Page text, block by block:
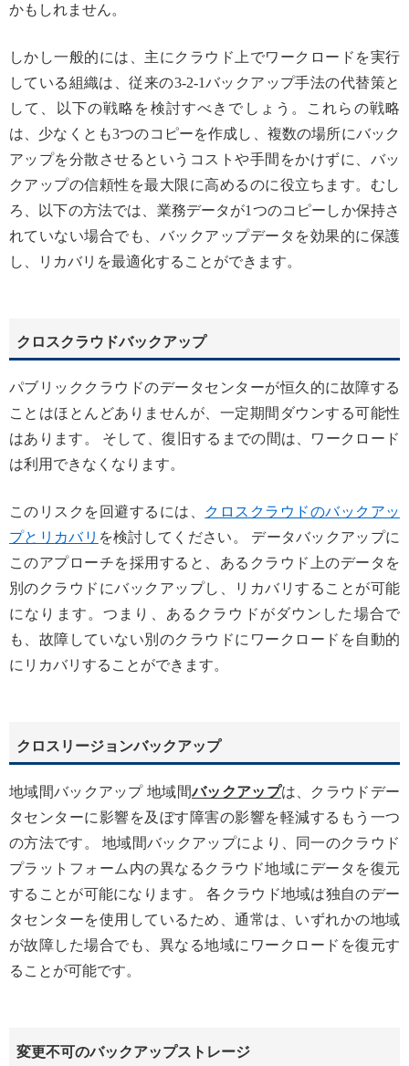
かもしれません。
しかし一般的には、主にクラウド上でワークロードを実行
している組織は、従来の3-2-1バックアップ手法の代替策と
して、以下の戦略を検討すべきでしょう。これらの戦略
は、少なくとも3つのコピーを作成し、複数の場所にバック
アップを分散させるというコストや手間をかけずに、バッ
クアップの信頼性を最大限に高めるのに役立ちます。むし
ろ、以下の方法では、業務データが1つのコピーしか保持さ
れていない場合でも、バックアップデータを効果的に保護
し、リカバリを最適化することができます。
クロスクラウドバックアップ
パブリッククラウドのデータセンターが恒久的に故障する
ことはほとんどありませんが、一定期間ダウンする可能性
はあります。 そして、復旧するまでの間は、ワークロード
は利用できなくなります。
このリスクを回避するには、
クロスクラウドのバックアッ
プとリカバリ を検討してください。 データバックアップに
このアプローチを採用すると、あるクラウド上のデータを
別のクラウドにバックアップし、リカバリすることが可能
になります。つまり、あるクラウドがダウンした場合で
も、故障していない別のクラウドにワークロードを自動的
にリカバリすることができます。
クロスリージョンバックアップ
地域間バックアップ 地域間バックアップは、クラウドデー
タセンターに影響を及ぼす障害の影響を軽減するもう一つ
の方法です。 地域間バックアップにより、同一のクラウド
プラットフォーム内の異なるクラウド地域にデータを復元
することが可能になります。 各クラウド地域は独自のデー
タセンターを使用しているため、通常は、いずれかの地域
が故障した場合でも、異なる地域にワークロードを復元す
ることが可能です。
変更不可のバックアップストレージ